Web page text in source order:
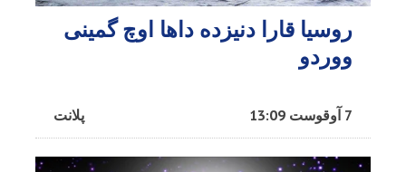
روسیا قارا دنیزده داها اوچ گمینی
ووردو
پلانت 7 آوقوست 13:09